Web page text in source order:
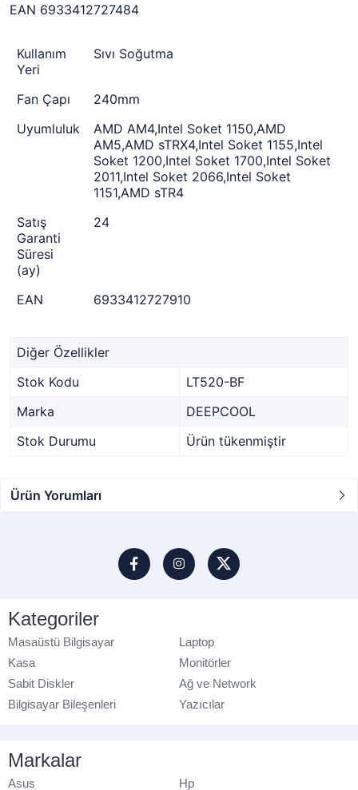
EAN 6933412727484
Kullanım
Yeri
Sıvı Soğutma
Fan Çapı
240mm
Uyumluluk
AMD AM4,Intel Soket 1150,AMD
AM5,AMD sTRX4,Intel Soket 1155,Intel
Soket 1200,Intel Soket 1700,Intel Soket
2011,Intel Soket 2066,Intel Soket
1151,AMD sTR4
Satış
Garanti
Süresi
(ay)
24
EAN 6933412727910
Diğer Özellikler
Stok Kodu
LT520-BF
Marka
DEEPCOOL
Stok Durumu
Ürün tükenmiştir
Ürün Yorumları
Kategoriler
Masaüstü Bilgisayar
Laptop
Kasa
Monitörler
Sabit Diskler
Ağ ve Network
Bilgisayar Bileşenleri
Yazıcılar
Markalar
Asus Hp